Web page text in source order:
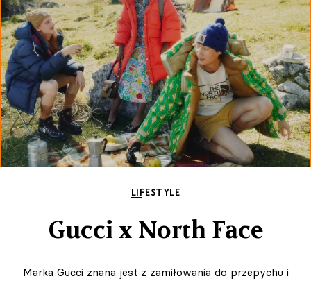
LIFESTYLE
Gucci x North Face
Marka Gucci znana jest z zamiłowania do przepychu i